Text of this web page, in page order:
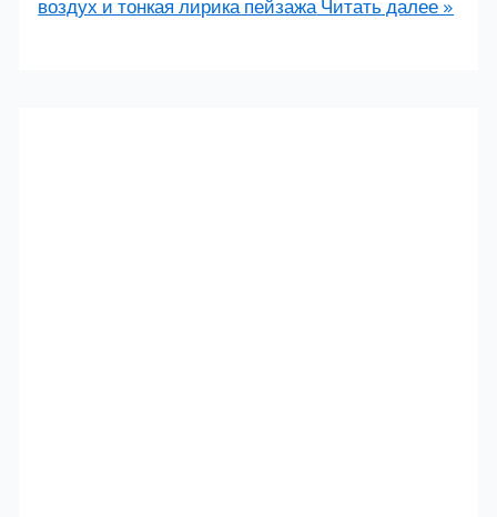
воздух и тонкая лирика пейзажаЧитать далее »